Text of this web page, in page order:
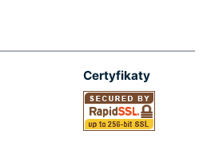
Certyfikaty